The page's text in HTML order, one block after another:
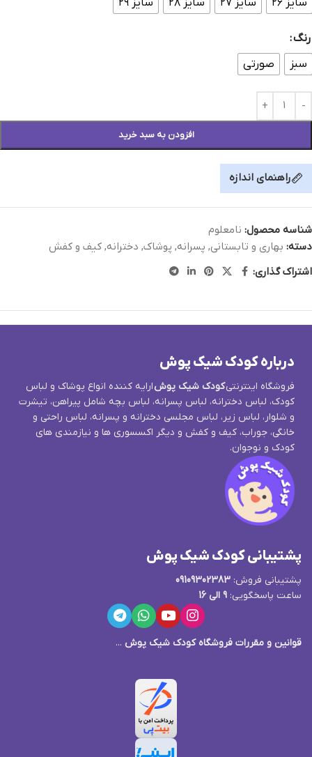
رنگ
سبز
صورتی
افزودن به سبد خرید
راهنمای اندازه
شناسه محصول: نامعلوم
دسته: بهاری و تابستانی, پسرانه, پوشاک, دخترانه, کیف و کفش
اشتراک گذاری:
درباره کودک شیک پوش
فروشگاه اینترنتیکودک شیک پوشارایه کننده انواع پوشاک و لباس
کودک، لباس دخترانه، لباس پسرانه، لباس بچه شامل پیراهن، تیشرت
و شلوار، لباس زیر، لباس مجلسی دخترانه و پسرانه، لباس راحتی و
خانگی، جوراب، کیف و کفش و دیگر اکسسوری ها و نیازمندی های
کودک و نوجوان.
پشتیبانی کودک شیک پوش
پشتیبانی فروش: 09109302383
ساعت پاسخگویی: 9 الی 16
قوانین و مقررات فروشگاه کودک شیک پوش ...